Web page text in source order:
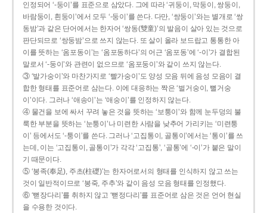
인정되어 ‘-둥이’를 표준으로 삼았다. 그에 따라 ‘귀둥이, 막둥이, 쌍둥이,
바람둥이, 흰둥이’에서 모두 ‘-둥이’를 쓴다. 다만, ‘쌍둥이’와는 별개로 ‘쌍
동밤’과 같은 단어에서는 한자어 ‘쌍동(雙童)’의 발음이 살아 있는 것으로
판단되므로 ‘쌍둥밤’으로 쓰지 않는다. 또 살이 올라 보드랍고 통통한 아
이를 뜻하는 ‘옴포동이’는 ‘옴포동하다’의 어근 ‘옴포동’에 ‘-이’가 결합된
말로서 ‘-둥이’와 관련이 없으므로 ‘옴포둥이’와 같이 쓰지 않는다.
③ ‘발가숭이’와 마찬가지로 ‘빨가숭이’도 양성 모음 뒤에 음성 모음이 결
합한 형태를 표준어로 삼는다. 이에 대응하는 짝은 ‘벌거숭이, 뻘거숭
이’이다. 그러나 ‘애송이’는 ‘애숭이’를 인정하지 않는다.
④ 물건을 보에 싸서 꾸려 놓은 것을 뜻하는 ‘보퉁이’와 함께 눈두덩의 불
룩한 부분을 뜻하는 ‘눈퉁이’나 미련한 사람을 낮추어 가리키는 ‘미련퉁
이’ 등에서도 ‘-퉁이’를 쓴다. 그러나 ‘고집통이, 골통이’에서는 ‘통이’를 쓰
는데, 이는 ‘고집통이, 골통이’가 각각 ‘고집통’, ‘골통’에 ‘-이’가 붙은 말이
기 때문이다.
⑤ ‘봉족(奉足), 주초(柱礎)’는 한자어로서의 형태를 인식하지 않고 쓰는
것이 일반적이므로 ‘봉죽, 주추’와 같이 음성 모음 형태를 인정했다.
⑥ ‘뻗장다리’를 취하지 않고 ‘뻗정다리’를 표준어로 삼은 것은 언어 현실
을 수용한 것이다.